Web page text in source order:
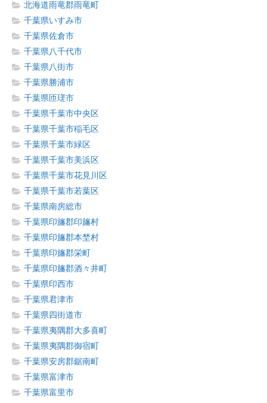
北海道雨竜郡雨竜町
千葉県いすみ市
千葉県佐倉市
千葉県八千代市
千葉県八街市
千葉県勝浦市
千葉県匝瑳市
千葉県千葉市中央区
千葉県千葉市稲毛区
千葉県千葉市緑区
千葉県千葉市美浜区
千葉県千葉市花見川区
千葉県千葉市若葉区
千葉県南房総市
千葉県印旛郡印旛村
千葉県印旛郡本埜村
千葉県印旛郡栄町
千葉県印旛郡酒々井町
千葉県印西市
千葉県君津市
千葉県四街道市
千葉県夷隅郡大多喜町
千葉県夷隅郡御宿町
千葉県安房郡鋸南町
千葉県富津市
千葉県富里市